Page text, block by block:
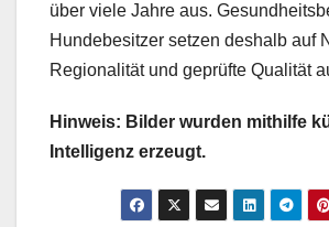
über viele Jahre aus.
Hundebesitzer setzen deshalb auf
Regionalität und geprüfte Qualität
Hinweis: Bilder wurden mithilfe
Intelligenz erzeugt.